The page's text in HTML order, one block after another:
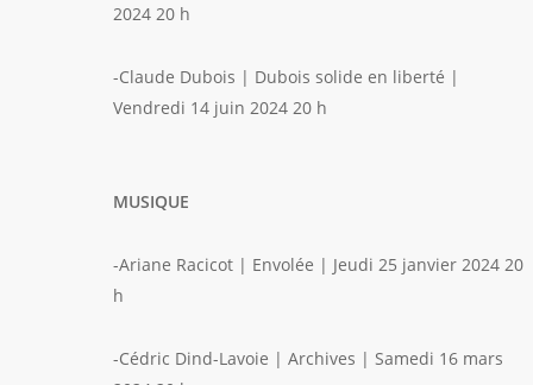
2024 20 h
-Claude Dubois | Dubois solide en liberté |
Vendredi 14 juin 2024 20 h
MUSIQUE
-Ariane Racicot | Envolée | Jeudi 25 janvier 2024 20
h
-Cédric Dind-Lavoie | Archives | Samedi 16 mars